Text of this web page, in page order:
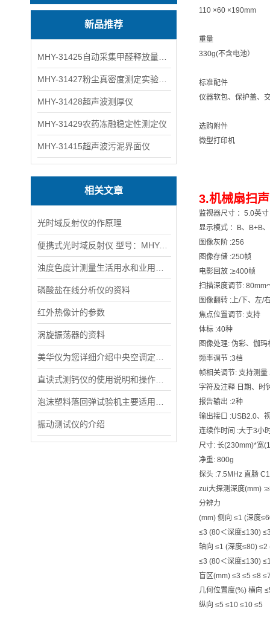
新品推荐
MHY-31428超声波测厚仪
MHY-31429农药冻融稳定性测定仪
MHY-31415超声波污泥界面仪
相关文章
光时域反射仪的作原理
便携式光时域反射仪 型号：MHY-20370
磷酸盐在线分析仪的资料
红外热像计的参数
涡旋振荡器的资料
振动测试仪的介绍
110 ×60 ×190mm
重量
330g(不含电池）
标准配件
仪器软包、保护盖、
选购附件
微型打印机
3.机械扇扫
监视器尺寸 ：5.0英寸
显示模式 ：B、B+B
图像灰阶 :256
图像存储 :250帧
电影回放 :≥400帧
扫描深度调节: 80mm
图像翻转 :上/下、左/
焦点位置调节: 支持
体标 :40种
图像处理: 伪彩、伽
频率调节 :3档
帧相关调节: 支持测
字符及注释 日期、时
报告输出 :2种
输出接口 :USB2.0、
连续作时间 :大于3小
尺寸: 长(230mm)*宽
净重: 800g
探头 :7.5MHz 直肠
zui大探测深度(mm)
分辨力
(mm) 侧向 ≤1 (深度
≤3 (80＜深度≤130)
轴向 ≤1 (深度≤80) ≤2
≤3 (80＜深度≤130)
盲区(mm) ≤3 ≤5 ≤8
几何位置度(%) 横向
纵向 ≤5 ≤10 ≤10 ≤5